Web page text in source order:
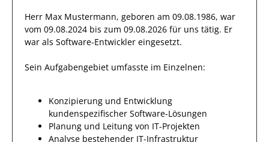
Herr Max Mustermann, geboren am 09.08.1986, war
vom 09.08.2024 bis zum 09.08.2026 für uns tätig. Er
war als Software-Entwickler eingesetzt.
Sein Aufgabengebiet umfasste im Einzelnen:
Konzipierung und Entwicklung
kundenspezifischer Software-Lösungen
Planung und Leitung von IT-Projekten
Analyse bestehender IT-Infrastruktur